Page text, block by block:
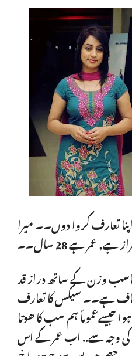
تعارف کروا دوں۔۔ میرا
ہے, عمر ہے 28 سال۔۔
وزن کے ساتھ دراز قد
ہے۔۔ سیکس کا تعارف
ہم سب کا ھوتا
وجہ سے.. اب عمر کے اس